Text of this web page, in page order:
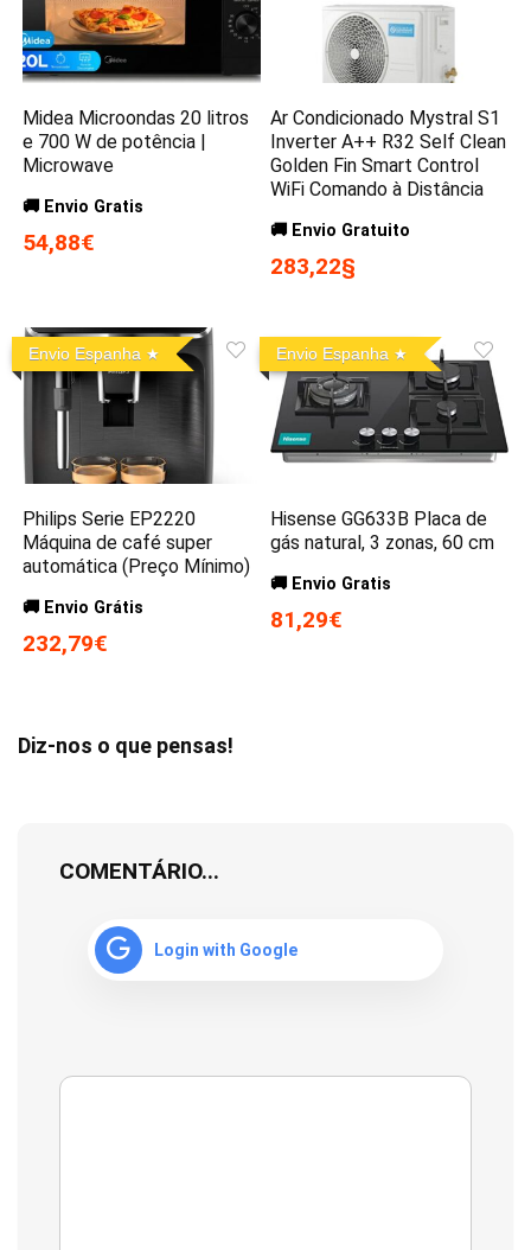
Midea Microondas 20 litros
e 700 W de potência |
Microwave
🚚 Envio Gratis
54,88€
Ar Condicionado Mystral S1
Inverter A++ R32 Self Clean
Golden Fin Smart Control
WiFi Comando à Distância
🚚 Envio Gratuito
283,22§
Envio Espanha
Philips Serie EP2220
Máquina de café super
automática (Preço Mínimo)
🚚 Envio Grátis
232,79€
Envio Espanha
Hisense GG633B Placa de
gás natural, 3 zonas, 60 cm
🚚 Envio Gratis
81,29€
Diz-nos o que pensas!
COMENTÁRIO...
Login with Google